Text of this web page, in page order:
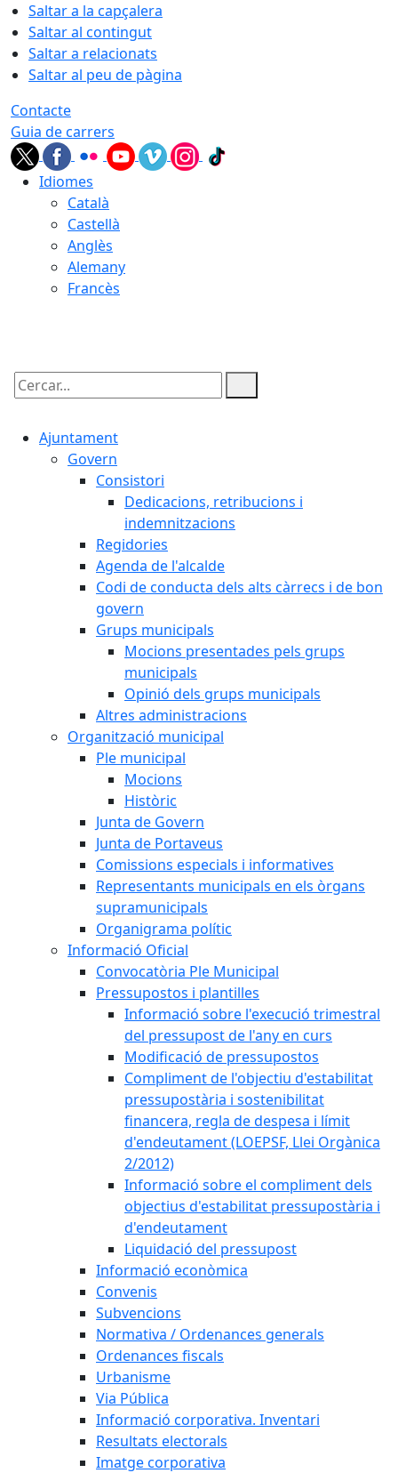
Saltar a la capçalera
Saltar al contingut
Saltar a relacionats
Saltar al peu de pàgina
Contacte
Guia de carrers
Idiomes
Català
Castellà
Anglès
Alemany
Francès
Cercar:
Ajuntament
Govern
Consistori
Dedicacions, retribucions i
indemnitzacions
Regidories
Agenda de l'alcalde
Codi de conducta dels alts càrrecs i de bon
govern
Grups municipals
Mocions presentades pels grups
municipals
Opinió dels grups municipals
Altres administracions
Organització municipal
Ple municipal
Mocions
Històric
Junta de Govern
Junta de Portaveus
Comissions especials i informatives
Representants municipals en els òrgans
supramunicipals
Organigrama polític
Informació Oficial
Convocatòria Ple Municipal
Pressupostos i plantilles
Informació sobre l'execució trimestral
del pressupost de l'any en curs
Modificació de pressupostos
Compliment de l'objectiu d'estabilitat
pressupostària i sostenibilitat
financera, regla de despesa i límit
d'endeutament (LOEPSF, Llei Orgànica
2/2012)
Informació sobre el compliment dels
objectius d'estabilitat pressupostària i
d'endeutament
Liquidació del pressupost
Informació econòmica
Convenis
Subvencions
Normativa / Ordenances generals
Ordenances fiscals
Urbanisme
Via Pública
Informació corporativa. Inventari
Resultats electorals
Imatge corporativa